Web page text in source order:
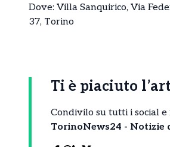
Dove: Villa Sanquirico, Via
37, Torino
Ti è piaciuto
Condivilo su tutti i social e
TorinoNews24 - Notizie